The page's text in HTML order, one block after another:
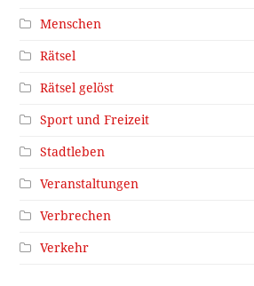
Menschen
Rätsel
Rätsel gelöst
Sport und Freizeit
Stadtleben
Veranstaltungen
Verbrechen
Verkehr